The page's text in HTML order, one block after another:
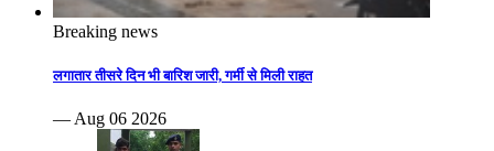
Breaking news
लगातार तीसरे दिन भी बारिश जारी, गर्मी से मिली राहत
— Aug 06 2026